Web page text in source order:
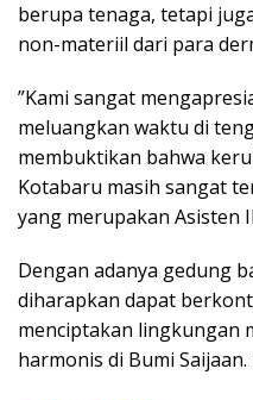
berupa tenaga, tetapi
non-materiil dari para
​”Kami sangat
meluangkan waktu di
membuktikan bahwa
Kotabaru masih sangat
yang merupakan Asisten
​Dengan adanya gedung
diharapkan dapat
menciptakan lingkungan
harmonis di Bumi Saijaan.